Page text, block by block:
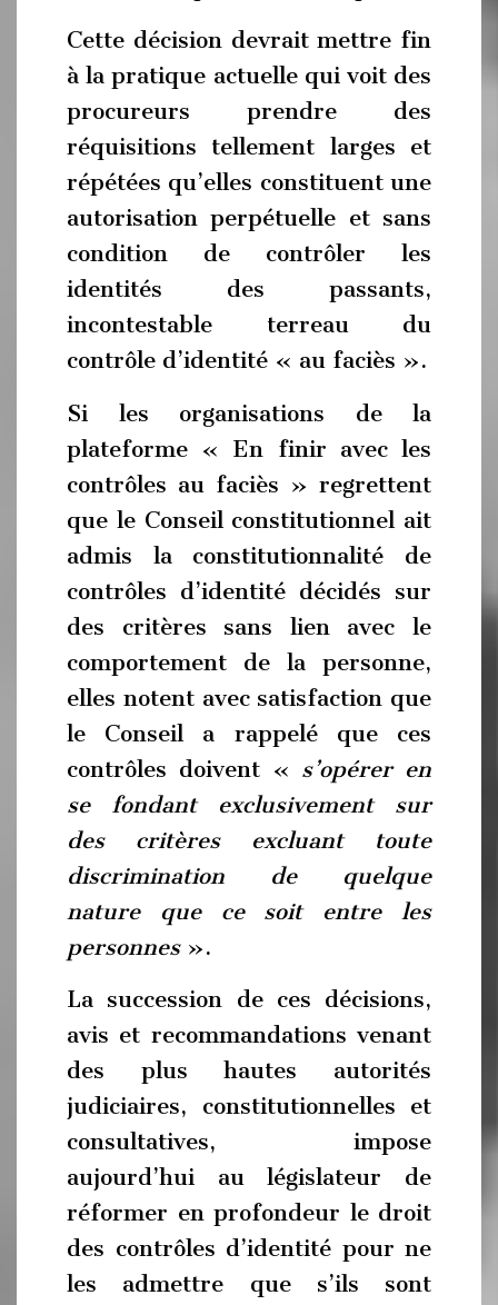
Cette décision devrait mettre fin
à la pratique actuelle qui voit des
procureurs prendre des
réquisitions tellement larges et
répétées qu’elles constituent une
autorisation perpétuelle et sans
condition de contrôler les
identités des passants,
incontestable terreau du
contrôle d’identité « au faciès ».
Si les organisations de la
plateforme « En finir avec les
contrôles au faciès » regrettent
que le Conseil constitutionnel ait
admis la constitutionnalité de
contrôles d’identité décidés sur
des critères sans lien avec le
comportement de la personne,
elles notent avec satisfaction que
le Conseil a rappelé que ces
contrôles doivent « s’opérer en
se fondant exclusivement sur
des critères excluant toute
discrimination de quelque
nature que ce soit entre les
personnes ».
La succession de ces décisions,
avis et recommandations venant
des plus hautes autorités
judiciaires, constitutionnelles et
consultatives, impose
aujourd’hui au législateur de
réformer en profondeur le droit
des contrôles d’identité pour ne
les admettre que s’ils sont